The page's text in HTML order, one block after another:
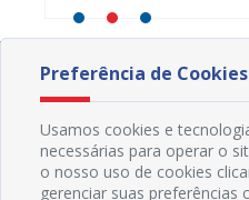
Preferência de Cookies
Usamos cookies e
necessárias para operar o
o nosso uso de cookies
gerenciar suas preferências